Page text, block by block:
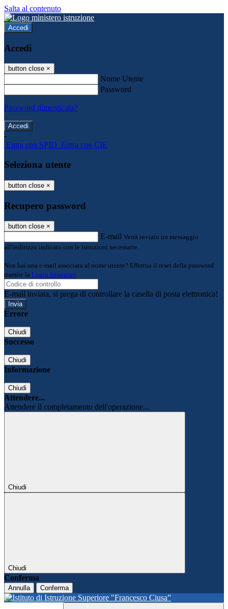
Salta al contenuto
Accedi
Accedi
button close ×
Nome Utente
Password
Password dimenticata?
-
Entra con SPID Entra con CIE
Seleziona utente
button close ×
Recupero password
button close ×
E-mail Verrà inviato un messaggio
all'indirizzo indicato con le istruzioni necessarie.
Non hai una e-mail associata al nome utente? Effettua il reset della password
tramite la Login Spaggiari
E-mail inviata, si prega di controllare la casella di posta elettronica!
Errore
Chiudi
Successo
Chiudi
Informazione
Chiudi
Attendere...
Attendere il completamento dell'operazione...
Chiudi
Chiudi
Conferma
Annulla Conferma